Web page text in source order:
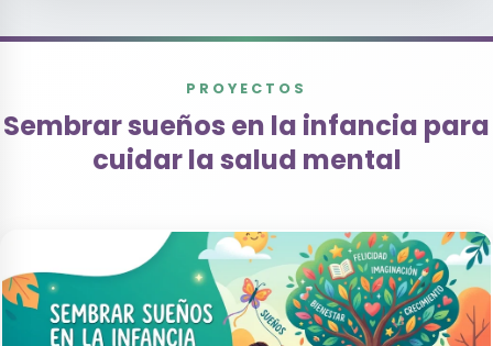
PROYECTOS
Sembrar sueños en la infancia para
cuidar la salud mental